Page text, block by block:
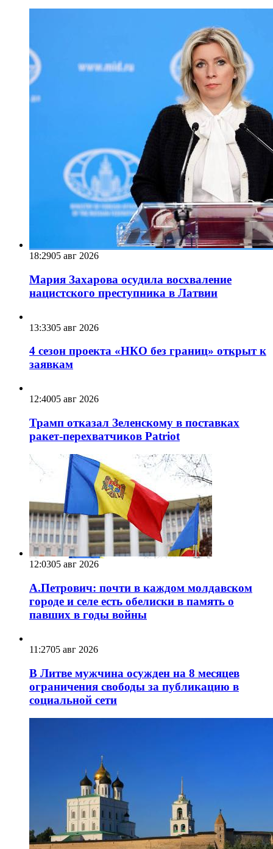
18:2905 авг 2026
Мария Захарова осудила восхваление
нацистского преступника в Латвии
13:3305 авг 2026
4 сезон проекта «НКО без границ» открыт к
заявкам
12:4005 авг 2026
Трамп отказал Зеленскому в поставках
ракет-перехватчиков Patriot
12:0305 авг 2026
А.Петрович: почти в каждом молдавском
городе и селе есть обелиски в память о
павших в годы войны
11:2705 авг 2026
В Литве мужчина осужден на 8 месяцев
ограничения свободы за публикацию в
социальной сети